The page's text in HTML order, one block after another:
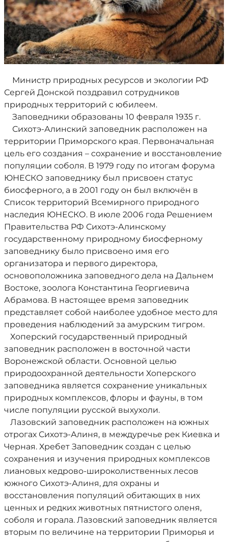
Министр природных ресурсов и экологии РФ
Сергей Донской поздравил сотрудников
природных территорий с юбилеем.
Заповедники образованы 10 февраля 1935 г.
Сихотэ-Алинский заповедник расположен на
территории Приморского края. Первоначальная
цель его создания – сохранение и восстановление
популяции соболя. В 1979 году по итогам форума
ЮНЕСКО заповеднику был присвоен статус
биосферного, а в 2001 году он был включён в
Список территорий Всемирного природного
наследия ЮНЕСКО. В июле 2006 года Решением
Правительства РФ Сихотэ-Алинскому
государственному природному биосферному
заповеднику было присвоено имя его
организатора и первого директора,
основоположника заповедного дела на Дальнем
Востоке, зоолога Константина Георгиевича
Абрамова. В настоящее время заповедник
представляет собой наиболее удобное место для
проведения наблюдений за амурским тигром.
Хоперский государственный природный
заповедник расположен в восточной части
Воронежской области. Основной целью
природоохранной деятельности Хоперского
заповедника является сохранение уникальных
природных комплексов, флоры и фауны, в том
числе популяции русской выхухоли.
Лазовский заповедник расположен на южных
отрогах Сихотэ-Алиня, в междуречье рек Киевка и
Черная. Хребет Заповедник создан с целью
сохранения и изучения природных комплексов
лиановых кедрово-широколиственных лесов
южного Сихотэ-Алиня, для охраны и
восстановления популяций обитающих в них
ценных и редких животных пятнистого оленя,
соболя и горала. Лазовский заповедник является
вторым по величине на территории Приморья и